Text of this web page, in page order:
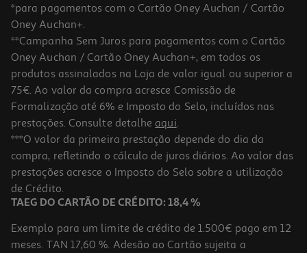
Lâmpada Led Esférica Auchan E14 60w Luz Branca
3.99 €/un
3,99 €
*para pagamentos com o Cartão Oney Auchan / Cartão
Oney Auchan+.
**Campanha Sem Juros para pagamentos com o Cartão
Oney Auchan / Cartão Oney Auchan+, em todos os
produtos assinalados na Loja de valor igual ou superior a
75€. Ao valor da compra acresce Comissão de
Formalização até 6% e Imposto do Selo, incluídos nas
prestações. Consulte detalhe aqui.
***O valor da primeira prestação depende do dia da
compra, refletindo o cálculo de juros diários. Ao valor das
prestações acresce o Imposto do Selo sobre a utilização
de Crédito.
TAEG DO CARTÃO DE CRÉDITO: 18,4 %
Exemplo para um limite de crédito de 1.500€ pago em 12
meses. TAN 17,60 %. Adesão ao Cartão sujeita a